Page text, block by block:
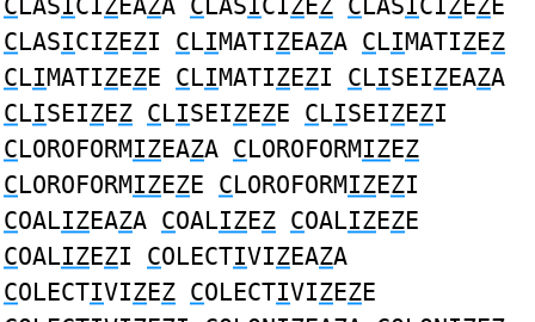
CLASICIZEAZA CLASICIZEZ CLASICIZEZE
CLASICIZEZI CLIMATIZEAZA CLIMATIZEZ
CLIMATIZEZE CLIMATIZEZI CLISEIZEAZA
CLISEIZEZ CLISEIZEZE CLISEIZEZI
CLOROFORMIZEAZA CLOROFORMIZEZ
CLOROFORMIZEZE CLOROFORMIZEZI
COALIZEAZA COALIZEZ COALIZEZE
COALIZEZI COLECTIVIZEAZA
COLECTIVIZEZ COLECTIVIZEZE